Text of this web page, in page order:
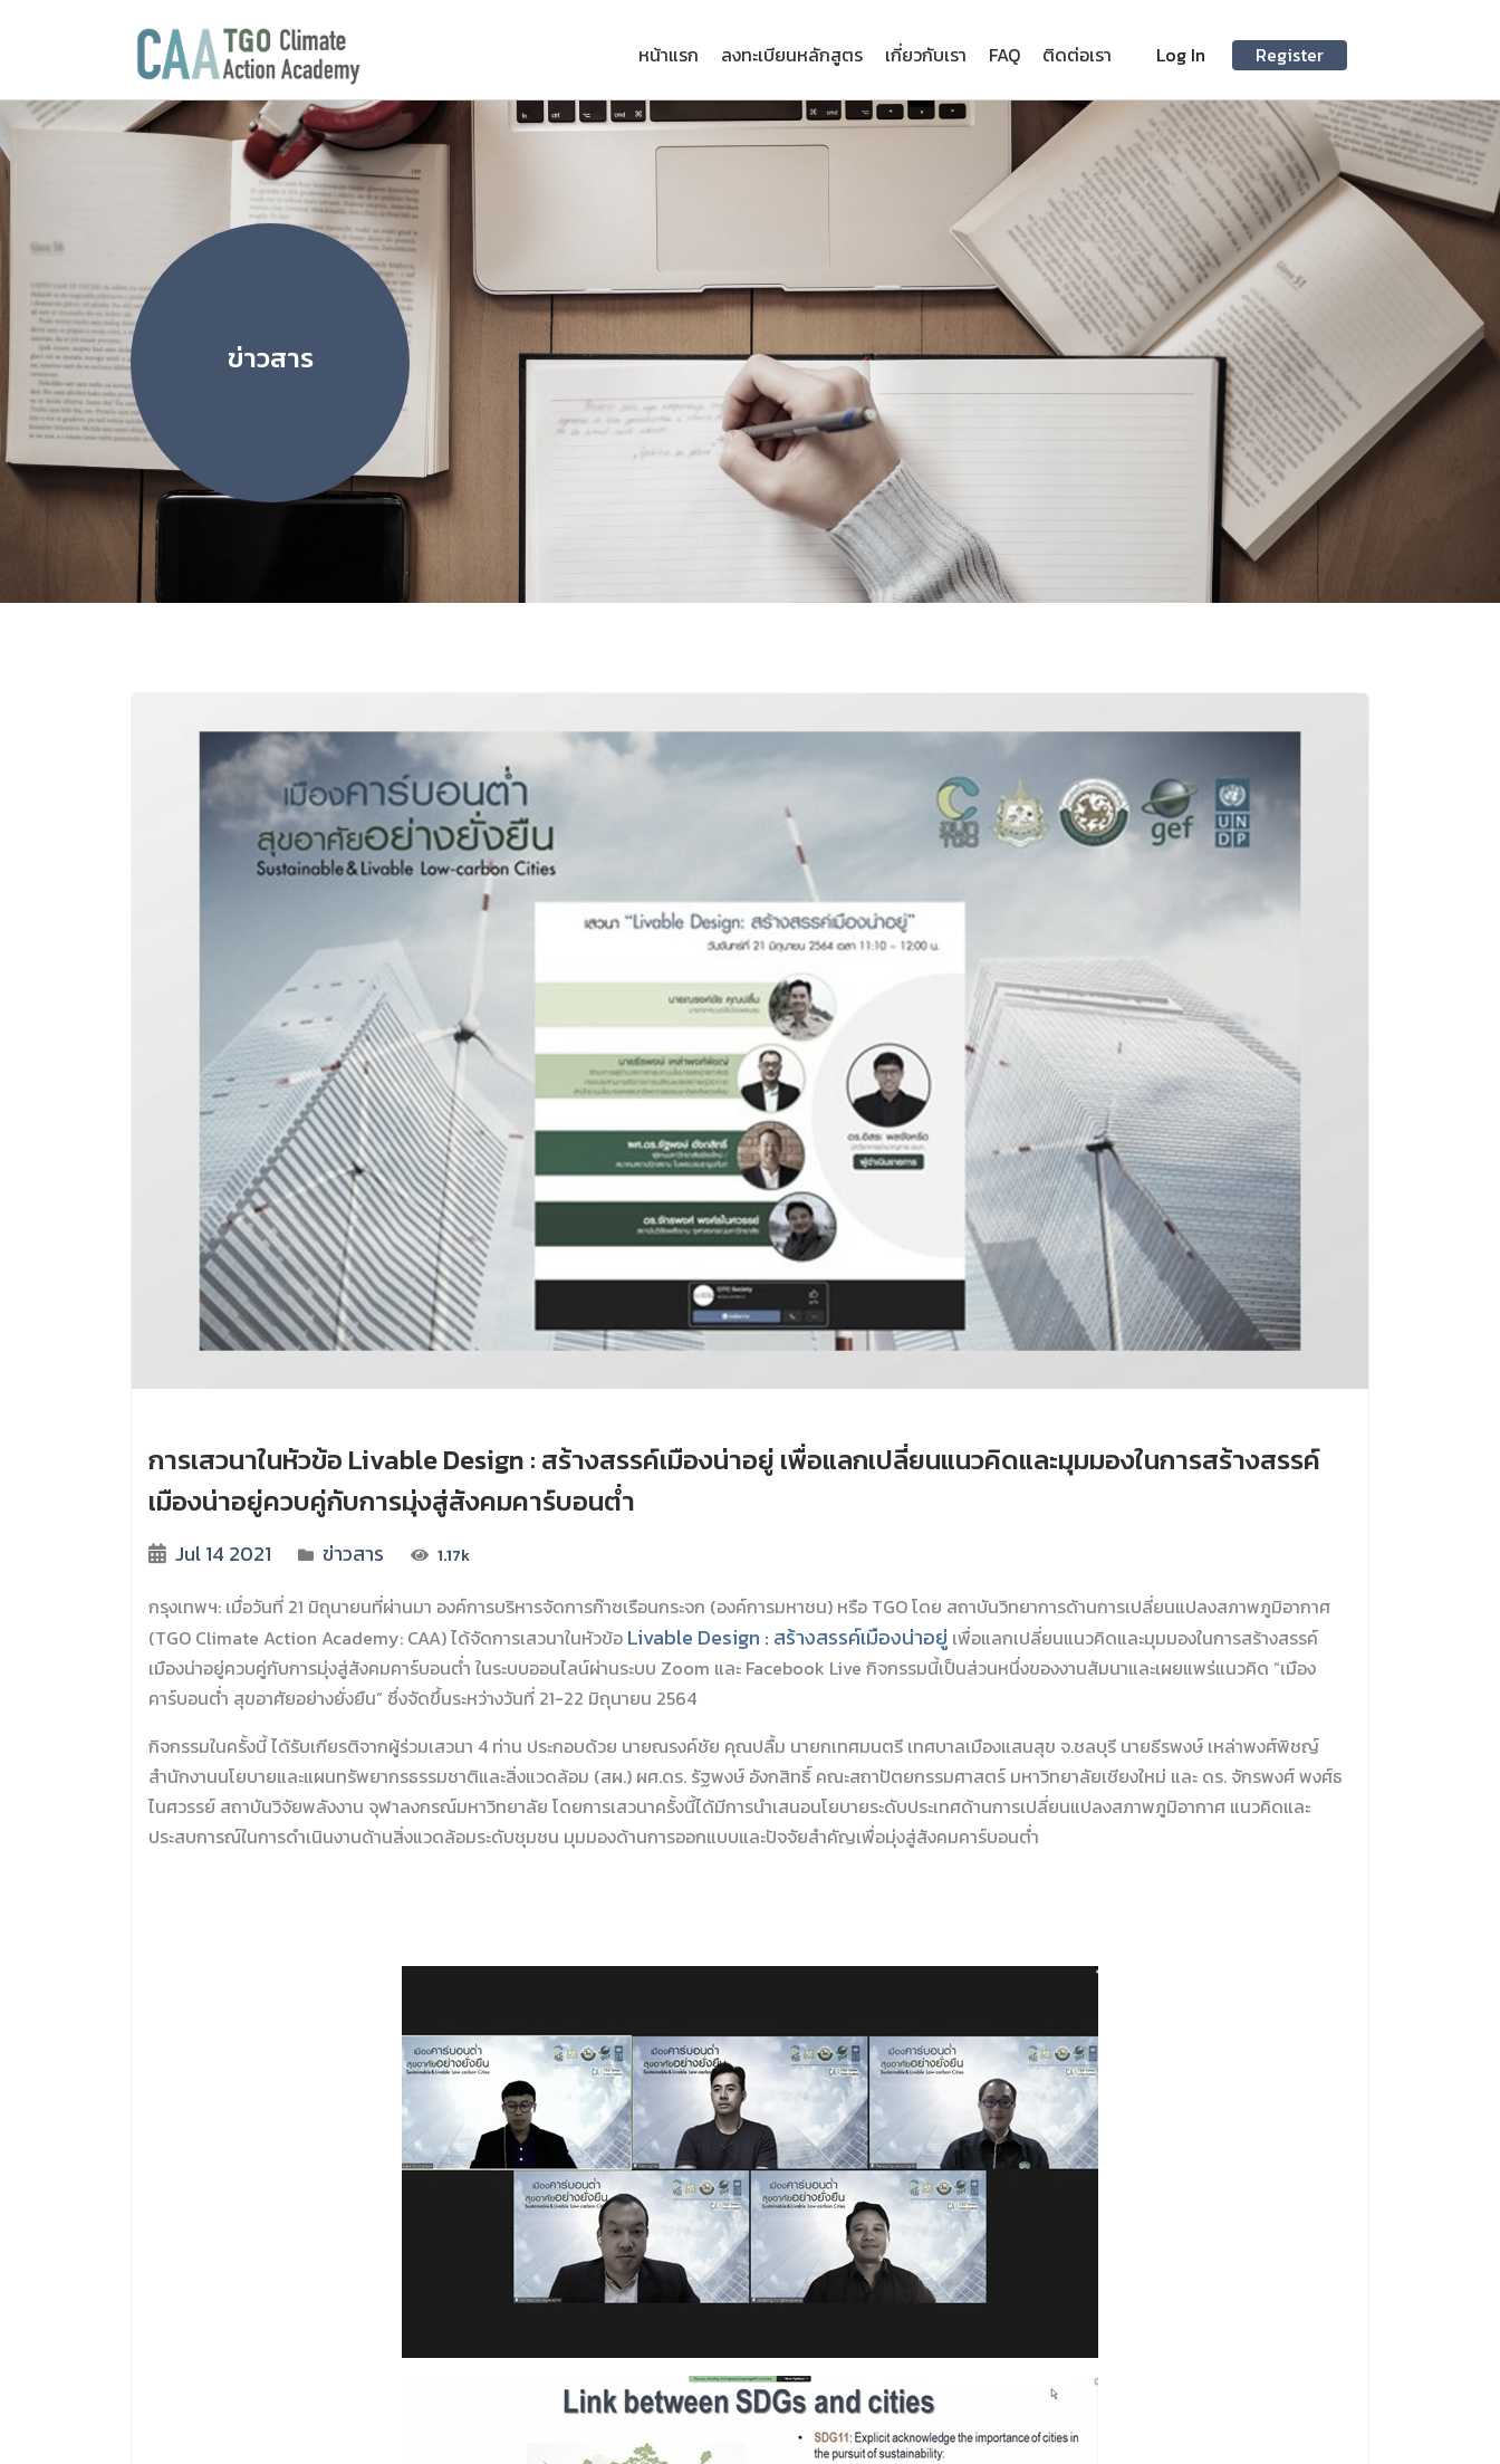
หน้าแรก ลงทะเบียนหลักสูตร เกี่ยวกับเรา FAQ ติดต่อเรา Log In Register
ข่าวสาร
การเสวนาในหัวข้อ Livable Design : สร้างสรรค์เมืองน่าอยู่ เพื่อแลกเปลี่ยนแนวคิดและมุมมองในการสร้างสรรค์
เมืองน่าอยู่ควบคู่กับการมุ่งสู่สังคมคาร์บอนต่ำ
Jul 14 2021 ข่าวสาร 1.17k
กรุงเทพฯ: เมื่อวันที่ 21 มิถุนายนที่ผ่านมา องค์การบริหารจัดการก๊าซเรือนกระจก (องค์การมหาชน) หรือ TGO โดย สถาบันวิทยาการด้านการเปลี่ยนแปลงสภาพภูมิอากาศ
(TGO Climate Action Academy: CAA) ได้จัดการเสวนาในหัวข้อ Livable Design : สร้างสรรค์เมืองน่าอยู่ เพื่อแลกเปลี่ยนแนวคิดและมุมมองในการสร้างสรรค์
เมืองน่าอยู่ควบคู่กับการมุ่งสู่สังคมคาร์บอนต่ำ ในระบบออนไลน์ผ่านระบบ Zoom และ Facebook Live กิจกรรมนี้เป็นส่วนหนึ่งของงานสัมนาและเผยแพร่แนวคิด “เมือง
คาร์บอนต่ำ สุขอาศัยอย่างยั่งยืน” ซึ่งจัดขึ้นระหว่างวันที่ 21-22 มิถุนายน 2564
กิจกรรมในครั้งนี้ ได้รับเกียรติจากผู้ร่วมเสวนา 4 ท่าน ประกอบด้วย นายณรงค์ชัย คุณปลื้ม นายกเทศมนตรี เทศบาลเมืองแสนสุข จ.ชลบุรี นายธีรพงษ์ เหล่าพงศ์พิชญ์
สำนักงานนโยบายและแผนทรัพยากรธรรมชาติและสิ่งแวดล้อม (สผ.) ผศ.ดร. รัฐพงษ์ อังกสิทธิ์ คณะสถาปัตยกรรมศาสตร์ มหาวิทยาลัยเชียงใหม่ และ ดร. จักรพงศ์ พงศ์ธ
ไนศวรรย์ สถาบันวิจัยพลังงาน จุฬาลงกรณ์มหาวิทยาลัย โดยการเสวนาครั้งนี้ได้มีการนำเสนอนโยบายระดับประเทศด้านการเปลี่ยนแปลงสภาพภูมิอากาศ แนวคิดและ
ประสบการณ์ในการดำเนินงานด้านสิ่งแวดล้อมระดับชุมชน มุมมองด้านการออกแบบและปัจจัยสำคัญเพื่อมุ่งสู่สังคมคาร์บอนต่ำ